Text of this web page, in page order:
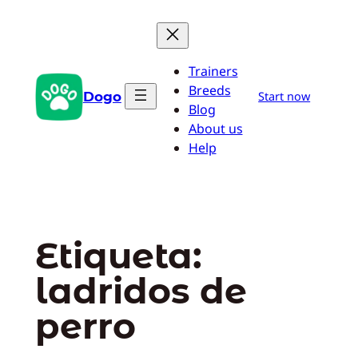
Dogo
Trainers
Breeds
Blog
About us
Help
Start now
Etiqueta:
ladridos de
perro